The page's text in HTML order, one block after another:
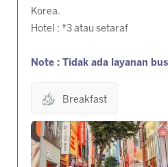
Korea.
Hotel : *3 atau setaraf
Note : Tidak ada layanan
Breakfast